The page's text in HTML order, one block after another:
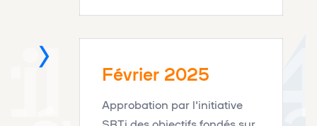
Février 2025
Approbation par l'initiative